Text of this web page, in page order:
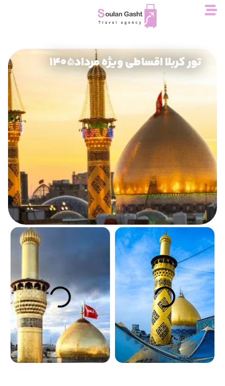
تور کربلا اقساطی ویژه مرداد۱۴۰۵